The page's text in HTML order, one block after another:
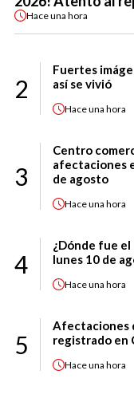
Haceuna hora
2
Fuertes
así se vivió
Haceuna hora
3
Centro
afectaciones
de agosto
Haceuna hora
4
¿Dónde fue
lunes 10 de
Haceuna hora
5
Afectaciones
registrado en
Haceuna hora